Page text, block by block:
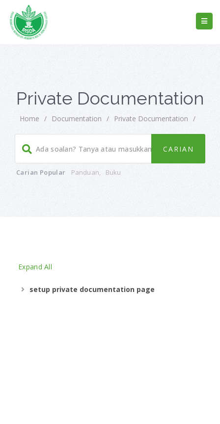
Private Documentation
Home / Documentation / Private Documentation /
Carian Popular Panduan, Buku
Expand All
setup private documentation page